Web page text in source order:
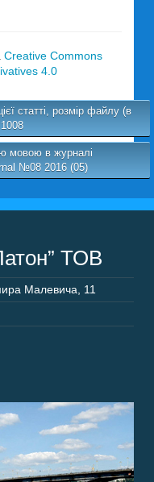
Creative Commons
4.0
статті, розмір файлу (в
мовою в журналі
№08 2016 (05)
ТОВ
Малевича, 11